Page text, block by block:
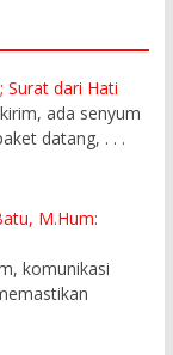
Surat dari Hati
ada senyum
datang, . . .
M.Hum:
komunikasi